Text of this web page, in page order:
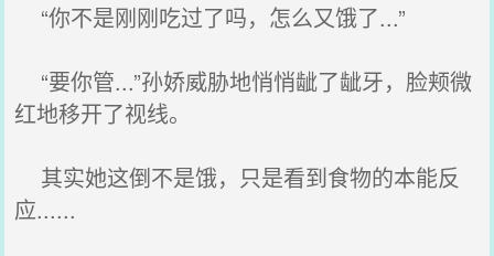
“你不是刚刚吃过了吗，怎么又饿了...”
“要你管...”孙娇威胁地悄悄龇了龇牙，脸颊微
红地移开了视线。
其实她这倒不是饿，只是看到食物的本能反
应......